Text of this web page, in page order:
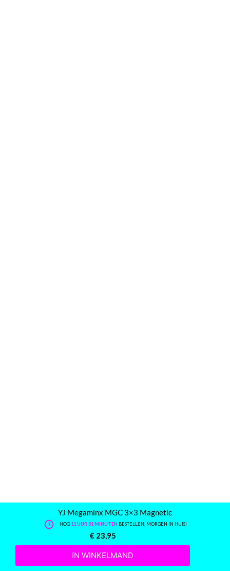
YJ Megaminx MGC 3×3 Magnetic
NOG 11 UUR 51 MINUTEN BESTELLEN, MORGEN IN HUIS!
€ 23,95
IN WINKELMAND